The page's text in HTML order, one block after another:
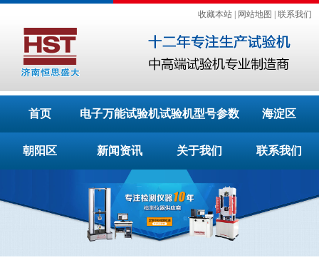
收藏本站 网站地图 联系我们
首页 电子万能试验机试验机型号参数 海淀区
朝阳区 新闻资讯 关于我们 联系我们